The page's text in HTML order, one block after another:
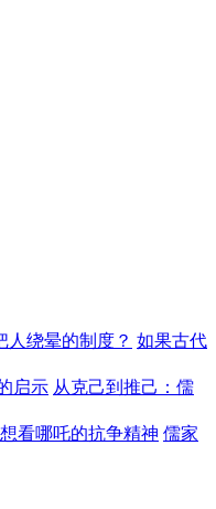
人绕晕的制度？ 如果古代
启示 从克己到推己：儒
看哪吒的抗争精神 儒家